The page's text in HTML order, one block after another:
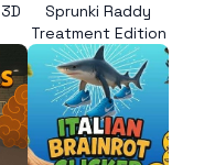
Sprunki Raddy
Treatment Edition